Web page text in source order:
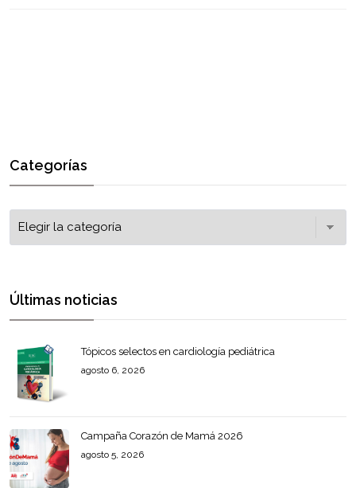
Categorías
Últimas noticias
Tópicos selectos en cardiología pediátrica
agosto 6, 2026
Campaña Corazón de Mamá 2026
agosto 5, 2026